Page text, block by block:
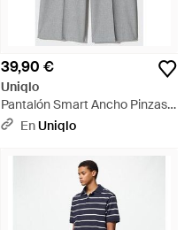
39,90 €
Uniqlo
Pantalón Smart Ancho Pinzas -
GrisEnUniqlo